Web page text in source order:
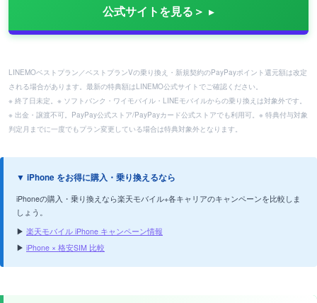
公式サイトを見る＞
LINEMOベストプラン／ベストプランVの乗り換え・新規契約のPayPayポイント還元額は改定
される場合があります。最新の特典額はLINEMO公式サイトでご確認ください。
※ 終了日未定。※ ソフトバンク・ワイモバイル・LINEモバイルからの乗り換えは対象外です。
※ 出金・譲渡不可。PayPay公式ストア/PayPayカード公式ストアでも利用可。※ 特典付与対象
判定月までに一度でもプラン変更している場合は特典対象外となります。
▼ iPhone をお得に購入・乗り換えるなら
iPhoneの購入・乗り換えなら楽天モバイル+各キャリアのキャンペーンを比較しま
しょう。
▶ 楽天モバイル iPhone キャンペーン情報
▶ iPhone × 格安SIM 比較